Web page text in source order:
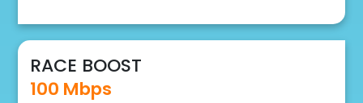
RACE BOOST
100 Mbps